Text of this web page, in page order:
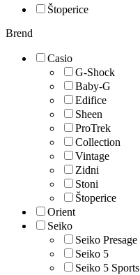
Štoperice
Brend
Casio
G-Shock
Baby-G
Edifice
Sheen
ProTrek
Collection
Vintage
Zidni
Stoni
Štoperice
Orient
Seiko
Seiko Presage
Seiko 5
Seiko 5 Sports